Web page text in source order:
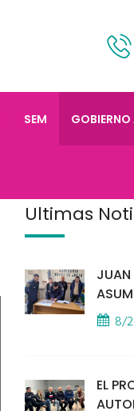
SEM GOBIERNO
Últimas
JUAN
LA 8/
EL